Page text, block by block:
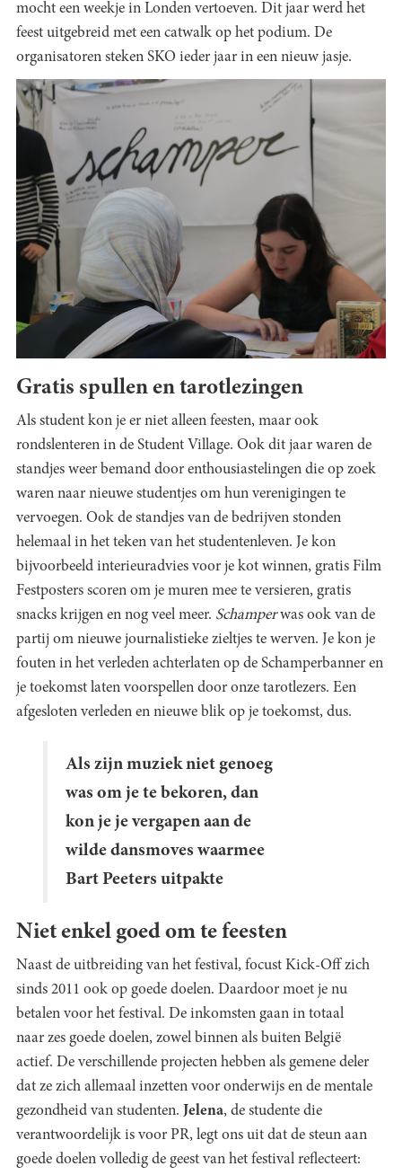
mocht een weekje in Londen vertoeven. Dit jaar werd het
feest uitgebreid met een catwalk op het podium. De
organisatoren steken SKO ieder jaar in een nieuw jasje.
Gratis spullen en tarotlezingen
Als student kon je er niet alleen feesten, maar ook
rondslenteren in de Student Village. Ook dit jaar waren de
standjes weer bemand door enthousiastelingen die op zoek
waren naar nieuwe studentjes om hun verenigingen te
vervoegen. Ook de standjes van de bedrijven stonden
helemaal in het teken van het studentenleven. Je kon
bijvoorbeeld interieuradvies voor je kot winnen, gratis Film
Festposters scoren om je muren mee te versieren, gratis
snacks krijgen en nog veel meer. Schamperwas ook van de
partij om nieuwe journalistieke zieltjes te werven. Je kon je
fouten in het verleden achterlaten op de Schamperbanner en
je toekomst laten voorspellen door onze tarotlezers. Een
afgesloten verleden en nieuwe blik op je toekomst, dus.
Als zijn muziek niet genoeg
was om je te bekoren, dan
kon je je vergapen aan de
wilde dansmoves waarmee
Bart Peeters uitpakte
Niet enkel goed om te feesten
Naast de uitbreiding van het festival, focust Kick-Off zich
sinds 2011 ook op goede doelen. Daardoor moet je nu
betalen voor het festival. De inkomsten gaan in totaal
naar zes goede doelen, zowel binnen als buiten België
actief. De verschillende projecten hebben als gemene deler
dat ze zich allemaal inzetten voor onderwijs en de mentale
gezondheid van studenten. Jelena, de studente die
verantwoordelijk is voor PR, legt ons uit dat de steun aan
goede doelen volledig de geest van het festival reflecteert: